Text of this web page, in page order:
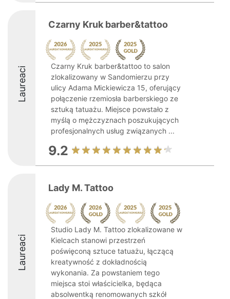
Laureaci
Czarny Kruk barber&tattoo
Czarny Kruk barber&tattoo to salon
zlokalizowany w Sandomierzu przy
ulicy Adama Mickiewicza 15, oferujący
połączenie rzemiosła barberskiego ze
sztuką tatuażu. Miejsce powstało z
myślą o mężczyznach poszukujących
profesjonalnych usług związanych ...
9.2
Laureaci
Lady M. Tattoo
Studio Lady M. Tattoo zlokalizowane w
Kielcach stanowi przestrzeń
poświęconą sztuce tatuażu, łączącą
kreatywność z dokładnością
wykonania. Za powstaniem tego
miejsca stoi właścicielka, będąca
absolwentką renomowanych szkół